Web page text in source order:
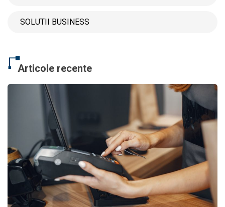
SOLUTII BUSINESS
Articole recente